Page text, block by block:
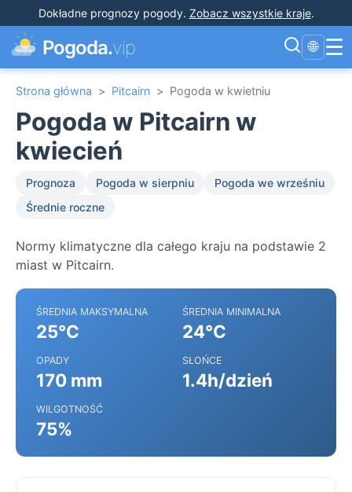
Dokładne prognozy pogody. Zobacz wszystkie kraje.
Pogoda.vip 🌐 ☰
Strona główna > Pitcairn > Pogoda w kwietniu
Pogoda w Pitcairn w
kwiecień
Prognoza Pogoda w sierpniu
Pogoda we wrześniu
Średnie roczne
Normy klimatyczne dla całego kraju na podstawie 2
miast w Pitcairn.
ŚREDNIA MAKSYMALNA
25°C
ŚREDNIA MINIMALNA
24°C
OPADY
170 mm
SŁOŃCE
1.4h/dzień
WILGOTNOŚĆ
75%